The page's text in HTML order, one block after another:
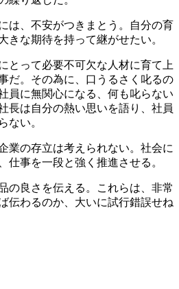
は、不安がつきまとう。自分の育
きな期待を持って継がせたい。
とって必要不可欠な人材に育て上
だ。その為に、口うるさく叱るの
員に無関心になる、何も叱らない
長は自分の熱い思いを語り、社員
ない。
業の存立は考えられない。社会に
仕事を一段と強く推進させる。
の良さを伝える。これらは、非常
伝わるのか、大いに試行錯誤せね